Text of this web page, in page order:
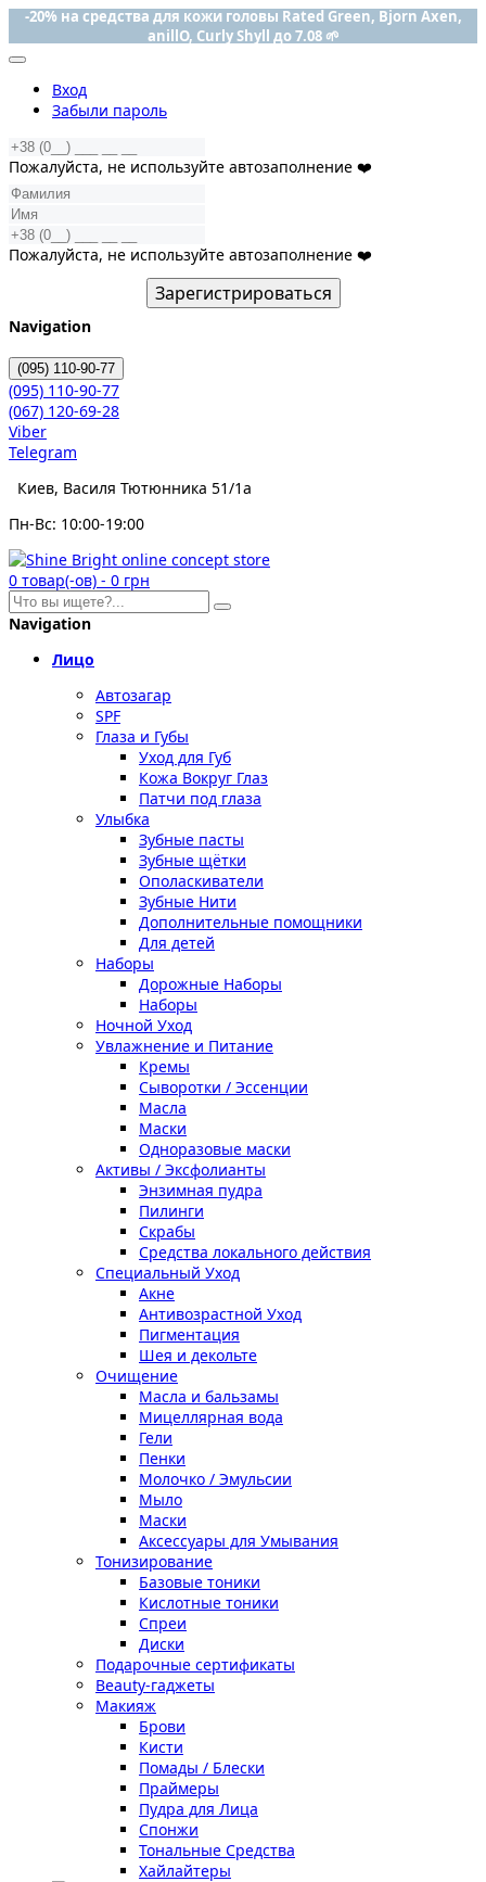
-20% на средства для кожи головы Rated Green, Bjorn Axen,
anillO, Curly Shyll до 7.08 🌱
Вход
Забыли пароль
Пожалуйста, не используйте автозаполнение ❤️
Пожалуйста, не используйте автозаполнение ❤️
Зарегистрироваться
Navigation
(095) 110-90-77
(095) 110-90-77
(067) 120-69-28
Viber
Telegram
Киев, Василя Тютюнника 51/1а
Пн-Вс: 10:00-19:00
0 товар(-ов) - 0 грн
Navigation
Лицо
Автозагар
SPF
Глаза и Губы
Уход для Губ
Кожа Вокруг Глаз
Патчи под глаза
Улыбка
Зубные пасты
Зубные щётки
Ополаскиватели
Зубные Нити
Дополнительные помощники
Для детей
Наборы
Дорожные Наборы
Наборы
Ночной Уход
Увлажнение и Питание
Кремы
Сыворотки / Эссенции
Масла
Маски
Одноразовые маски
Активы / Эксфолианты
Энзимная пудра
Пилинги
Скрабы
Средства локального действия
Специальный Уход
Акне
Антивозрастной Уход
Пигментация
Шея и декольте
Очищение
Масла и бальзамы
Мицеллярная вода
Гели
Пенки
Молочко / Эмульсии
Мыло
Маски
Аксессуары для Умывания
Тонизирование
Базовые тоники
Кислотные тоники
Спреи
Диски
Подарочные сертификаты
Beauty-гаджеты
Макияж
Брови
Кисти
Помады / Блески
Праймеры
Пудра для Лица
Спонжи
Тональные Средства
Хайлайтеры